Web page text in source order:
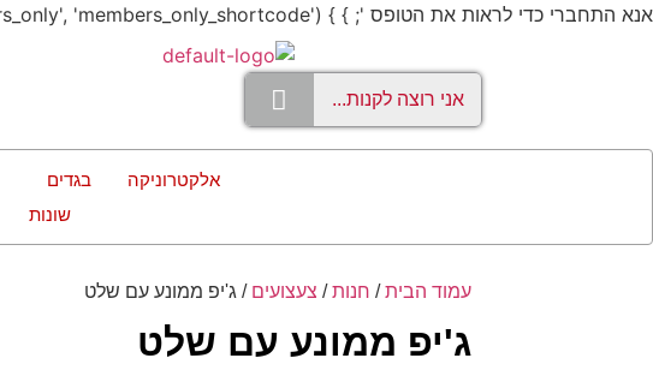
אנא התחברי כדי לראות את הטופס '; } } add_shortcode('members_only', 'members_only_shortcode');
אלקטרוניקה בגדים
שונות
עמוד הבית/ חנות/ צעצועים / ג'יפ ממונע עם שלט
ג'יפ ממונע עם שלט